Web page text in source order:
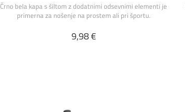
Črno bela kapa s šiltom z dodatnimi odsevnimi elementi je
primerna za nošenje na prostem ali pri športu.
9,98 €